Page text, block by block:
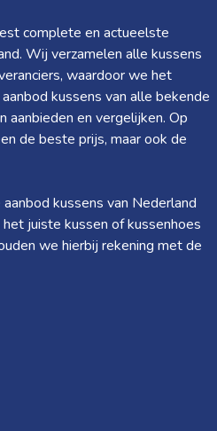
complete en actueelste
Wij verzamelen alle kussens
waardoor we het
kussens van alle bekende
aanbieden en vergelijken. Op
de beste prijs, maar ook de
kussens van Nederland
juiste kussen of kussenhoes
we hierbij rekening met de